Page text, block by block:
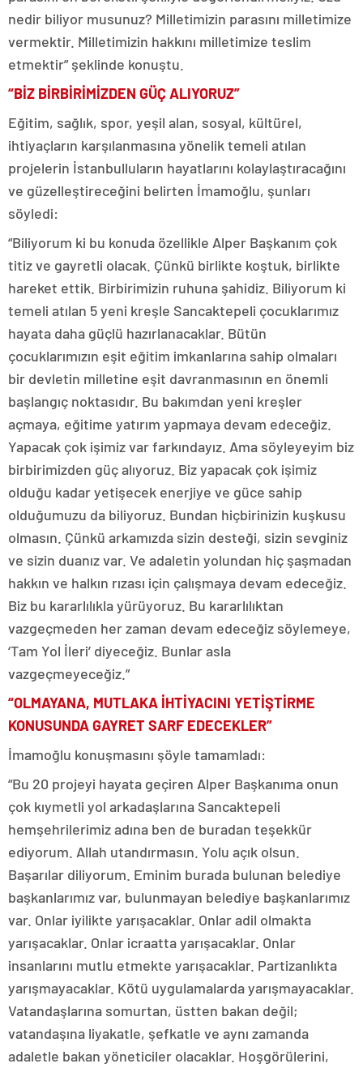
nedir biliyor musunuz? Milletimizin parasını milletimize
vermektir. Milletimizin hakkını milletimize teslim
etmektir” şeklinde konuştu.
“BİZ BİRBİRİMİZDEN GÜÇ ALIYORUZ”
Eğitim, sağlık, spor, yeşil alan, sosyal, kültürel,
ihtiyaçların karşılanmasına yönelik temeli atılan
projelerin İstanbulluların hayatlarını kolaylaştıracağını
ve güzelleştireceğini belirten İmamoğlu, şunları
söyledi:
“Biliyorum ki bu konuda özellikle Alper Başkanım çok
titiz ve gayretli olacak. Çünkü birlikte koştuk, birlikte
hareket ettik. Birbirimizin ruhuna şahidiz. Biliyorum ki
temeli atılan 5 yeni kreşle Sancaktepeli çocuklarımız
hayata daha güçlü hazırlanacaklar. Bütün
çocuklarımızın eşit eğitim imkanlarına sahip olmaları
bir devletin milletine eşit davranmasının en önemli
başlangıç noktasıdır. Bu bakımdan yeni kreşler
açmaya, eğitime yatırım yapmaya devam edeceğiz.
Yapacak çok işimiz var farkındayız. Ama söyleyeyim biz
birbirimizden güç alıyoruz. Biz yapacak çok işimiz
olduğu kadar yetişecek enerjiye ve güce sahip
olduğumuzu da biliyoruz. Bundan hiçbirinizin kuşkusu
olmasın. Çünkü arkamızda sizin desteği, sizin sevginiz
ve sizin duanız var. Ve adaletin yolundan hiç şaşmadan
hakkın ve halkın rızası için çalışmaya devam edeceğiz.
Biz bu kararlılıkla yürüyoruz. Bu kararlılıktan
vazgeçmeden her zaman devam edeceğiz söylemeye,
‘Tam Yol İleri’ diyeceğiz. Bunlar asla
vazgeçmeyeceğiz.”
“OLMAYANA, MUTLAKA İHTİYACINI YETİŞTİRME
KONUSUNDA GAYRET SARF EDECEKLER”
İmamoğlu konuşmasını şöyle tamamladı:
“Bu 20 projeyi hayata geçiren Alper Başkanıma onun
çok kıymetli yol arkadaşlarına Sancaktepeli
hemşehrilerimiz adına ben de buradan teşekkür
ediyorum. Allah utandırmasın. Yolu açık olsun.
Başarılar diliyorum. Eminim burada bulunan belediye
başkanlarımız var, bulunmayan belediye başkanlarımız
var. Onlar iyilikte yarışacaklar. Onlar adil olmakta
yarışacaklar. Onlar icraatta yarışacaklar. Onlar
insanlarını mutlu etmekte yarışacaklar. Partizanlıkta
yarışmayacaklar. Kötü uygulamalarda yarışmayacaklar.
Vatandaşlarına somurtan, üstten bakan değil;
vatandaşına liyakatle, şefkatle ve aynı zamanda
adaletle bakan yöneticiler olacaklar. Hoşgörülerini,